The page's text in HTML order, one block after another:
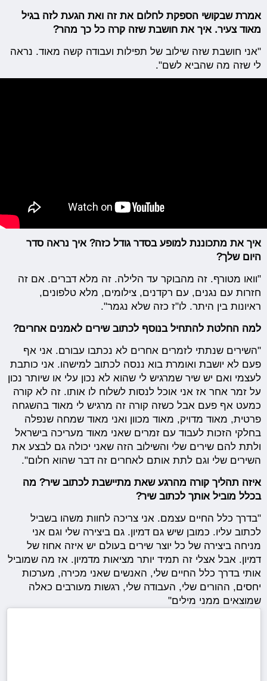
אמרת שבקושי הספקת לחלום את זה ואת הגעת לזה בגיל
מאוד צעיר. איך את חושבת שזה קרה כל כך מהר?
"אני חושבת שזה שילוב של תפילות ועבודה קשה מאוד. נראה
לי שזה מה שהביא לשם".
איך את מתכוננת למופע בסדר גודל כזה? איך נראה סדר
היום שלך?
"וואו מטורף. זה מהבוקר עד הלילה. זה מלא דברים. אם זה
חזרות עם נגנים, עם רקדנים, צילומים, מלא טלפונים,
ראיונות בין היתר. לו"ז כזה שלא נגמר".
למה החלטת להתחיל בנוסף לכתוב שירים לאמנים אחרים?
"השירים שנתתי לזמרים אחרים לא נכתבו עבורם. אני אף
פעם לא יושבת ואומרת בוא ננסה לכתוב למישהו. אני כותבת
לעצמי ואם יש שיר שמרגיש לי שהוא לא נכון עלי או שיותר נכון
על זמר אחר אז אני אוכל לנסות לשלוח לו אותו. זה לא קורה
כמעט אף פעם אבל כשזה קורה זה מרגיש לי מאוד בהשגחה
פרטית, מאוד מדויק, מאוד מכוון ואני מאוד שמחה שנפלה
בחלקי הזכות לעבוד עם זמרים שאני מאוד מעריכה בישראל
ולתת להם שירים שלי והשילוב הזה שאני יכולה גם לבצע את
השירים שלי וגם לתת אותם לאחרים זה דבר שהוא חלום".
איזה תהליך קורה מהרגע שאת מתיישבת לכתוב שיר? מה
בכלל מוביל אותך לכתוב שיר?
"בדרך כלל החיים עצמם. אני צריכה לחוות משהו בשביל
לכתוב עליו. כמובן שיש גם דמיון. גם ביצירה שלי וגם אני
מניחה ביצירה של כל יוצר שירים בעולם יש איזה אחוז של
דמיון. אבל אצלי זה תמיד יותר מציאות מדמיון. אז מה שמוביל
אותי בדרך כלל החיים שלי, האנשים שאני מכירה, מערכות
יחסים, ההורים שלי, העבודה שלי, רגשות מעורבים כאלה
שמוצאים ממני מילים"